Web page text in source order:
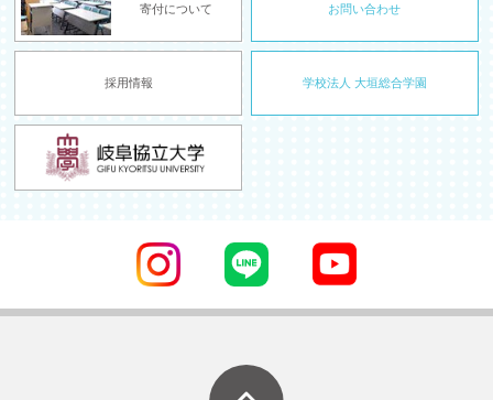
寄付について お問い合わせ
採用情報 学校法人 大垣総合学園